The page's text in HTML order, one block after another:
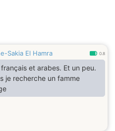
Sakia El Hamra 0.8
arabes. Et un peu.
je recherche un famme